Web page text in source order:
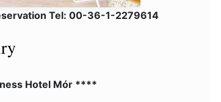
Tel: 00-36-1-2279614
Hotel Mór ****